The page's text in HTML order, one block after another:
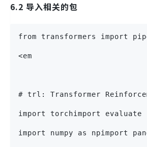
6.2 导入相关的包
from transformers import
<em
# trl: Transformer
import torchimport evaluate
import numpy as npimport